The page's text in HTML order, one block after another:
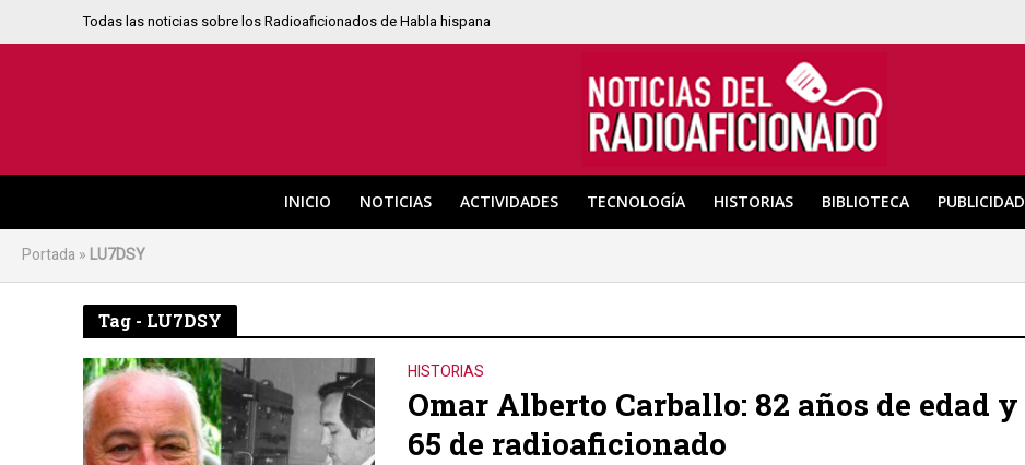
Todas las noticias sobre los Radioaficionados de Habla hispana
INICIO NOTICIAS ACTIVIDADES TECNOLOGÍA HISTORIAS BIBLIOTECA PUBLICIDAD
Portada » LU7DSY
Tag - LU7DSY
HISTORIAS
Omar Alberto Carballo: 82 años de edad y
65 de radioaficionado